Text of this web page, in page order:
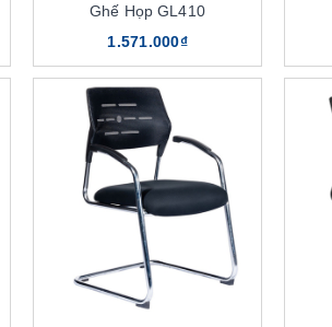
Ghế Họp GL410
1.571.000₫